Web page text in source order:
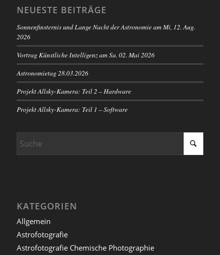
NEUESTE BEITRÄGE
Sonnenfinsternis und Lange Nacht der Astronomie am Mi, 12. Aug.
2026
Vortrag Künstliche Intelligenz am Sa. 02. Mai 2026
Astronomietag 28.03.2026
Projekt Allsky-Kamera: Teil 2 – Hardware
Projekt Allsky-Kamera: Teil 1 – Software
KATEGORIEN
Allgemein
Astrofotografie
Astrofotografie Chemische Photographie